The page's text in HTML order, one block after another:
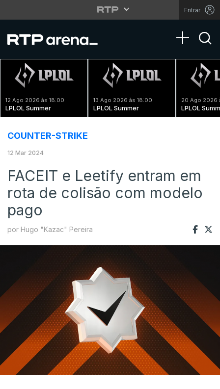
Entrar
Toggle
12 Ago 2026 às 18:00
LPLOL Summer
13 Ago 2026 às 18:00
LPLOL Summer
20 Ago 2026
LPLOL
COUNTER-STRIKE
12 Mar 2024
FACEIT e Leetify entram em
rota de colisão com modelo
pago
por Hugo "Kazac" Pereira